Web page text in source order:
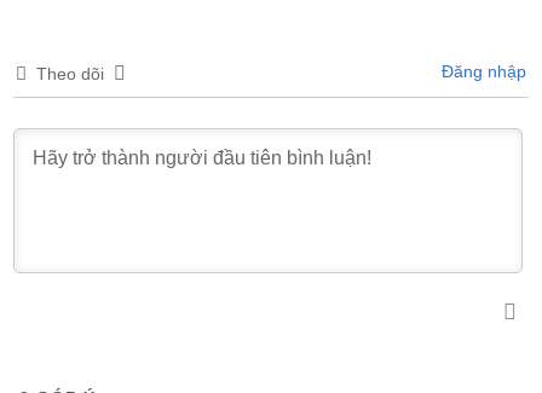
Theo dõi Đăng nhập